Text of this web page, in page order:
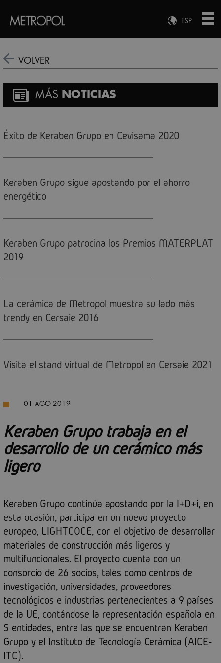
ESP
ENG
VOLVER
MÁS NOTICIAS
Éxito de Keraben Grupo en Cevisama 2020
Keraben Grupo sigue apostando por el ahorro
energético
Keraben Grupo patrocina los Premios MATERPLAT
2019
La cerámica de Metropol muestra su lado más
trendy en Cersaie 2016
Visita el stand virtual de Metropol en Cersaie 2021
01 AGO 2019
Keraben Grupo trabaja en el
desarrollo de un cerámico más
ligero
Keraben Grupo continúa apostando por la I+D+i, en
esta ocasión, participa en un nuevo proyecto
europeo, LIGHTCOCE, con el objetivo de desarrollar
materiales de construcción más ligeros y
multifuncionales. El proyecto cuenta con un
consorcio de 26 socios, tales como centros de
investigación, universidades, proveedores
tecnológicos e industrias pertenecientes a 9 países
de la UE, contándose la representación española en
5 entidades, entre las que se encuentran Keraben
Grupo y el Instituto de Tecnología Cerámica (AICE-
ITC).